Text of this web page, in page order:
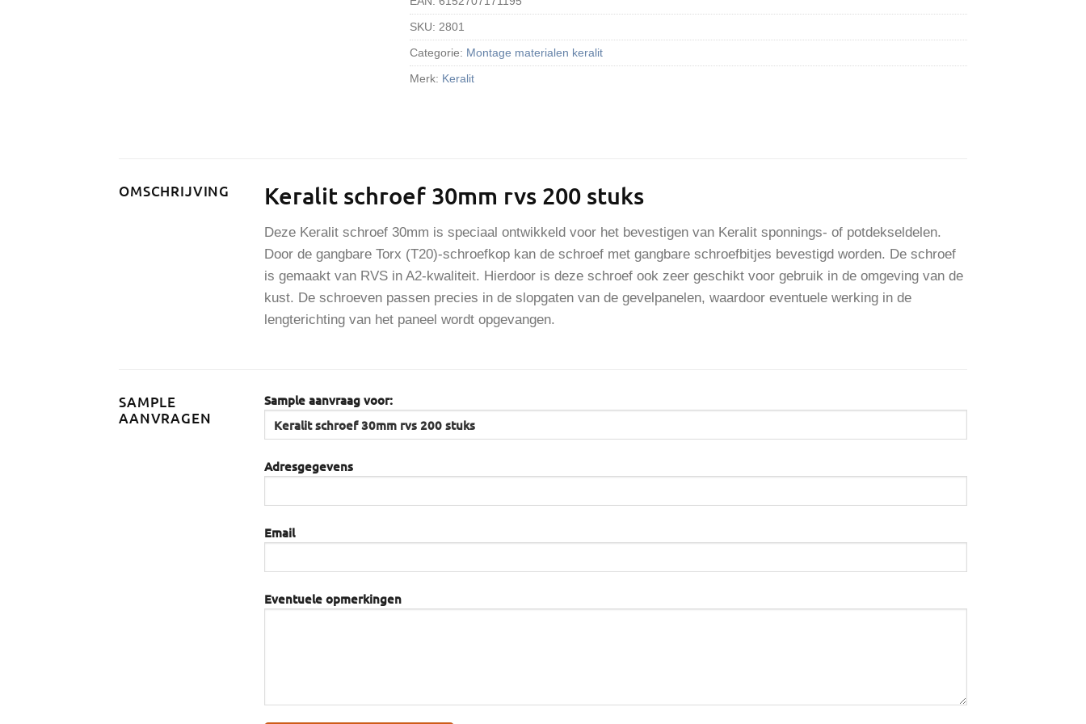
SKU: 2801
Categorie: Montage materialen keralit
Merk: Keralit
OMSCHRIJVING Keralit schroef 30mm rvs 200 stuks
Deze Keralit schroef 30mm is speciaal ontwikkeld voor het bevestigen van Keralit sponnings- of potdekseldelen.
Door de gangbare Torx (T20)-schroefkop kan de schroef met gangbare schroefbitjes bevestigd worden. De schroef
is gemaakt van RVS in A2-kwaliteit. Hierdoor is deze schroef ook zeer geschikt voor gebruik in de omgeving van de
kust. De schroeven passen precies in de slopgaten van de gevelpanelen, waardoor eventuele werking in de
lengterichting van het paneel wordt opgevangen.
SAMPLE
AANVRAGEN
Sample aanvraag voor:
Adresgegevens
Email
Eventuele opmerkingen